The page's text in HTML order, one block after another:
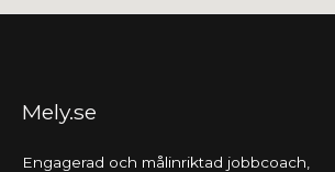
Mely.se
Engagerad och målinriktad jobbcoach,